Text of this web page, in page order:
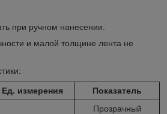
при ручном нанесении.
и малой толщине лента не
Ед. измерения
Показатель
Прозрачный